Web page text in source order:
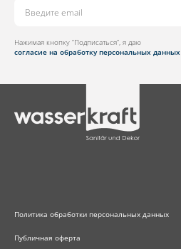
Нажимая кнопку “Подписаться”, я даю
согласие на обработку персональных данных
Политика обработки персональных данных
Публичная оферта